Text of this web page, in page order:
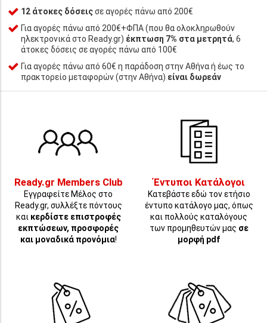
12 άτοκες δόσειςσε αγορές πάνω από 200€
Για αγορές πάνω από 200€+ΦΠΑ (που θα ολοκληρωθούν
ηλεκτρονικά στο Ready.gr) έκπτωση 7% στα μετρητά, 6
άτοκες δόσεις σε αγορές πάνω από 100€
Για αγορές πάνω από 60€ η παράδοση στην Αθήνα ή έως το
πρακτορείο μεταφορών (στην Αθήνα) είναι δωρεάν
Ready.gr Members Club
Εγγραφείτε Μέλος στο
Ready.gr, συλλέξτε πόντους
και κερδίστε επιστροφές
εκπτώσεων, προσφορές
και μοναδικά προνόμια!
Έντυποι Κατάλογοι
Κατεβάστε εδώ τον ετήσιο
έντυπο κατάλογο μας, όπως
και πολλούς καταλόγους
των προμηθευτών μας σε
μορφή pdf